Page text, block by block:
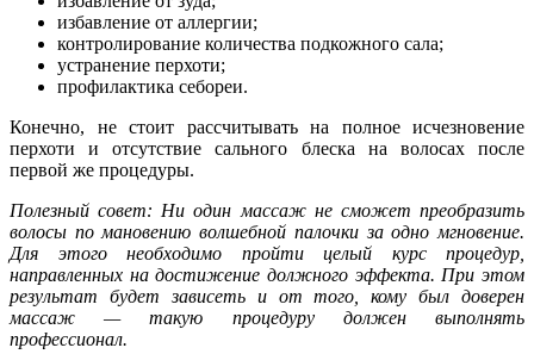
избавление от аллергии;
контролирование количества подкожного сала;
устранение перхоти;
профилактика себореи.
Конечно, не стоит рассчитывать на полное исчезновение
перхоти и отсутствие сального блеска на волосах после
первой же процедуры.
Полезный совет: Ни один массаж не сможет преобразить
волосы по мановению волшебной палочки за одно мгновение.
Для этого необходимо пройти целый курс процедур,
направленных на достижение должного эффекта. При этом
результат будет зависеть и от того, кому был доверен
массаж — такую процедуру должен выполнять
профессионал.